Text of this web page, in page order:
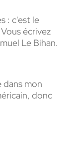
: c'est le
écrivez
Le Bihan.
dans mon
donc